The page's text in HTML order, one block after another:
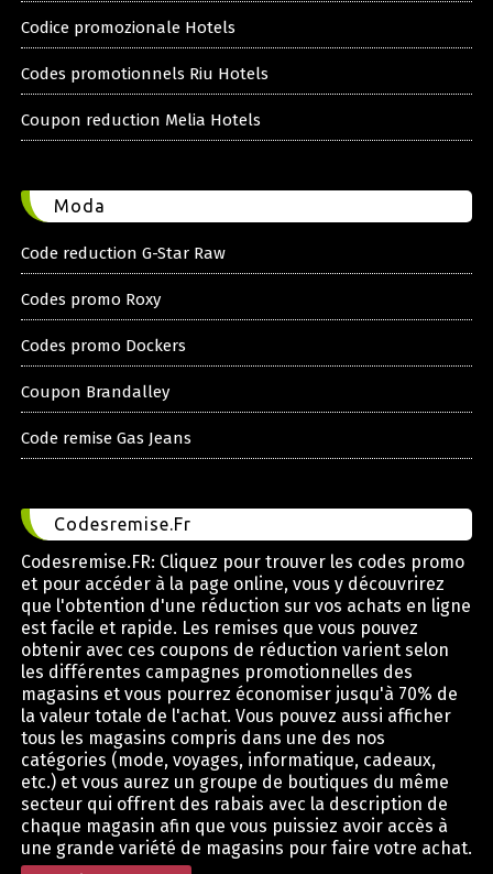
Codice promozionale Hotels
Codes promotionnels Riu Hotels
Coupon reduction Melia Hotels
Moda
Code reduction G-Star Raw
Codes promo Roxy
Codes promo Dockers
Coupon Brandalley
Code remise Gas Jeans
Codesremise.Fr
Codesremise.FR: Cliquez pour trouver les codes promo
et pour accéder à la page online, vous y découvrirez
que l'obtention d'une réduction sur vos achats en ligne
est facile et rapide. Les remises que vous pouvez
obtenir avec ces coupons de réduction varient selon
les différentes campagnes promotionnelles des
magasins et vous pourrez économiser jusqu'à 70% de
la valeur totale de l'achat. Vous pouvez aussi afficher
tous les magasins compris dans une des nos
catégories (mode, voyages, informatique, cadeaux,
etc.) et vous aurez un groupe de boutiques du même
secteur qui offrent des rabais avec la description de
chaque magasin afin que vous puissiez avoir accès à
une grande variété de magasins pour faire votre achat.